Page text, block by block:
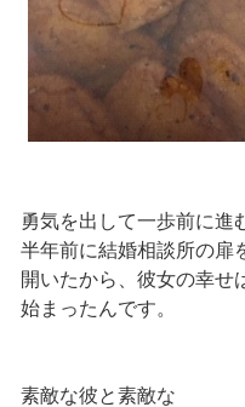
勇気を出して一歩前に進
半年前に結婚相談所の扉
開いたから、彼女の幸せ
始まったんです。
素敵な彼と素敵な